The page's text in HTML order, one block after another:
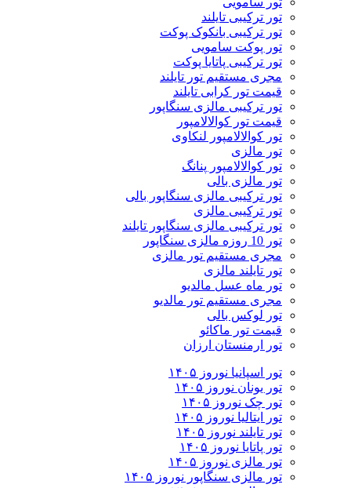
تور ترکیبی تایلند
تور ترکیبی بانکوک پوکت
تور پوکت سامویی
تور ترکیبی پاتایا پوکت
مجری مستقیم تور تایلند
قیمت تور کرابی تایلند
تور ترکیبی مالزی سنگاپور
قیمت تور کوالالامپور
تور کوالالامپور لنکاوی
تور مالزی
تور کوالالامپور پنانگ
تور مالزی بالی
تور ترکیبی مالزی سنگاپور بالی
تور ترکیبی مالزی
تور ترکیبی مالزی سنگاپور تایلند
تور 10 روزه مالزی سنگاپور
مجری مستقیم تور مالزی
تور تایلند مالزی
تور ماه عسل مالدیو
مجری مستقیم تور مالدیو
تور لوکس بالی
قیمت تور ماکائو
تور ارمنستان ارزان
تور اسپانیا نوروز ۱۴۰۵
تور یونان نوروز ۱۴۰۵
تور چک نوروز ۱۴۰۵
تور ایتالیا نوروز ۱۴۰۵
تور تایلند نوروز ۱۴۰۵
تور پاتایا نوروز ۱۴۰۵
تور مالزی نوروز ۱۴۰۵
تور مالزی سنگاپور نوروز ۱۴۰۵